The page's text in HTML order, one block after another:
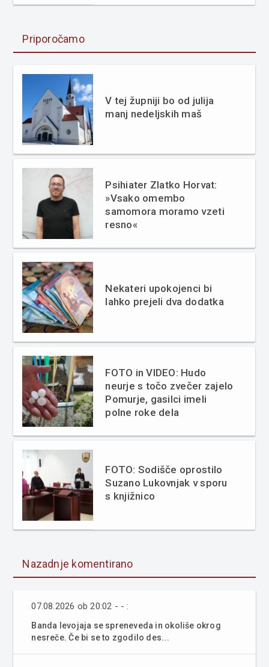
Priporočamo
V tej župniji bo od julija
manj nedeljskih maš
Psihiater Zlatko Horvat:
»Vsako omembo
samomora moramo vzeti
resno«
Nekateri upokojenci bi
lahko prejeli dva dodatka
FOTO in VIDEO: Hudo
neurje s točo zvečer zajelo
Pomurje, gasilci imeli
polne roke dela
FOTO: Sodišče oprostilo
Suzano Lukovnjak v sporu
s knjižnico
Nazadnje komentirano
07.08.2026 ob 20:02 - - :
Banda levojaja se spreneveda in okoliše okrog
nesreče. Če bi se to zgodilo des...